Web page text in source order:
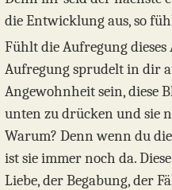
die Entwicklung aus, so
Fühlt die Aufregung dieses
Aufregung sprudelt in dir
Angewohnheit sein, diese
unten zu drücken und sie
Warum? Denn wenn du
ist sie immer noch da.
Liebe, der Begabung, der